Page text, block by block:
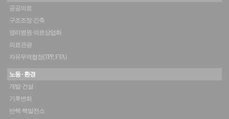
공공의료
구조조정·긴축
영리병원·의료상업화
의료관광
자유무역협정(TPP, FTA)
노동 · 환경
개발·건설
기후변화
반핵·핵발전소